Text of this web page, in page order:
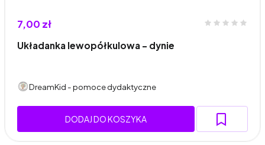
7,00 zł
Układanka lewopółkulowa - dynie
DreamKid - pomoce dydaktyczne
DODAJ DO KOSZYKA